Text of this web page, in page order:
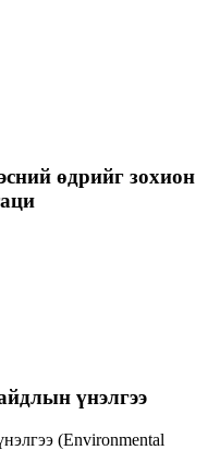
өдрийг зохион
үнэлгээ
(Environmental